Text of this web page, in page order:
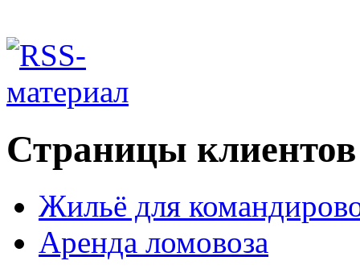
Страницы клиентов
Жильё для
Аренда ломовоза